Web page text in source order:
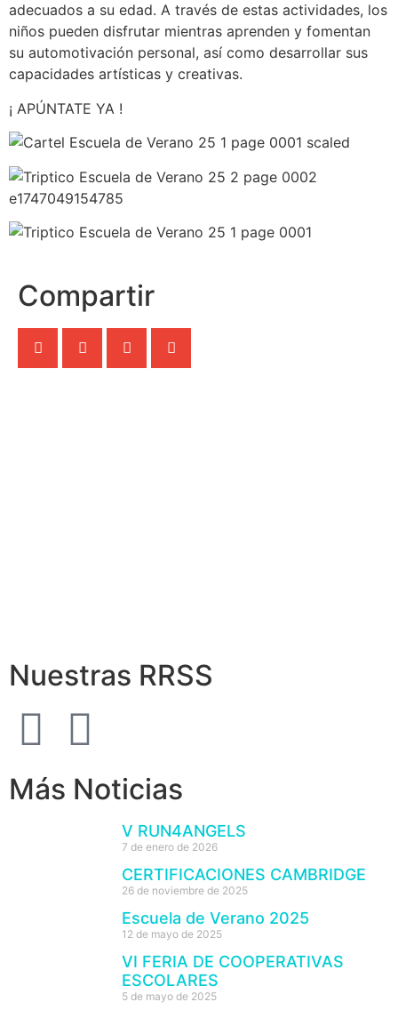
adecuados a su edad. A través de estas actividades, los
niños pueden disfrutar mientras aprenden y fomentan
su automotivación personal, así como desarrollar sus
capacidades artísticas y creativas.
¡ APÚNTATE YA !
Compartir
Nuestras RRSS
Más Noticias
V RUN4ANGELS
7 de enero de 2026
CERTIFICACIONES CAMBRIDGE
26 de noviembre de 2025
Escuela de Verano 2025
12 de mayo de 2025
VI FERIA DE COOPERATIVAS
ESCOLARES
5 de mayo de 2025